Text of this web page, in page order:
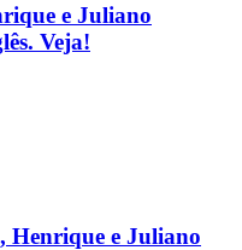
e Juliano
Veja!
Henrique e Juliano